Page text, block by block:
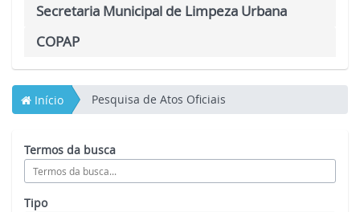
Secretaria Municipal de Limpeza Urbana
COPAP
Início Pesquisa de Atos Oficiais
Termos da busca
Tipo